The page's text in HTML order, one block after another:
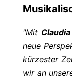
"Mit
neue
kürzester
wir an